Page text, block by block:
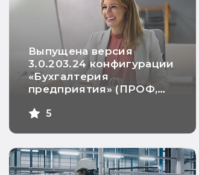
Выпущена версия
3.0.203.24 конфигурации
«Бухгалтерия
предприятия» (ПРОФ,
5